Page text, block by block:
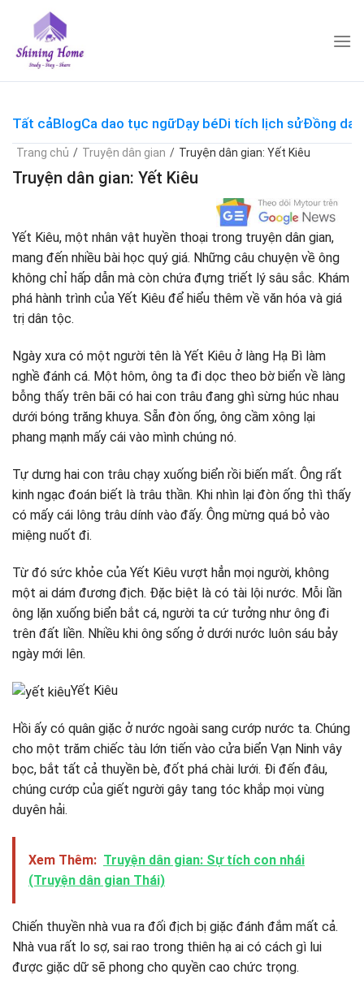
content
Tất cảBlogCa dao tục ngữDạy béDi tích lịch sửĐồng dao
Trang chủ / Truyện dân gian / Truyện dân gian: Yết Kiêu
Truyện dân gian: Yết Kiêu
Yết Kiêu, một nhân vật huyền thoại trong truyện dân gian,
mang đến nhiều bài học quý giá. Những câu chuyện về ông
không chỉ hấp dẫn mà còn chứa đựng triết lý sâu sắc. Khám
phá hành trình của Yết Kiêu để hiểu thêm về văn hóa và giá
trị dân tộc.
Ngày xưa có một người tên là Yết Kiêu ở làng Hạ Bì làm
nghề đánh cá. Một hôm, ông ta đi dọc theo bờ biển về làng
bỗng thấy trên bãi có hai con trâu đang ghì sừng húc nhau
dưới bóng trăng khuya. Sẵn đòn ống, ông cầm xông lại
phang mạnh mấy cái vào mình chúng nó.
Tự dưng hai con trâu chạy xuống biển rồi biến mất. Ông rất
kinh ngạc đoán biết là trâu thần. Khi nhìn lại đòn ống thì thấy
có mấy cái lông trâu dính vào đấy. Ông mừng quá bỏ vào
miệng nuốt đi.
Từ đó sức khỏe của Yết Kiêu vượt hẳn mọi người, không
một ai dám đương địch. Đặc biệt là có tài lội nước. Mỗi lần
ông lặn xuống biển bắt cá, người ta cứ tưởng như ông đi
trên đất liền. Nhiều khi ông sống ở dưới nước luôn sáu bảy
ngày mới lên.
Yết Kiêu
Hồi ấy có quân giặc ở nước ngoài sang cướp nước ta. Chúng
cho một trăm chiếc tàu lớn tiến vào cửa biển Vạn Ninh vây
bọc, bắt tất cả thuyền bè, đốt phá chài lưới. Đi đến đâu,
chúng cướp của giết người gây tang tóc khắp mọi vùng
duyên hải.
Xem Thêm: Truyện dân gian: Sự tích con nhái
(Truyện dân gian Thái)
Chiến thuyền nhà vua ra đối địch bị giặc đánh đắm mất cả.
Nhà vua rất lo sợ, sai rao trong thiên hạ ai có cách gì lui
được giặc dữ sẽ phong cho quyền cao chức trọng.